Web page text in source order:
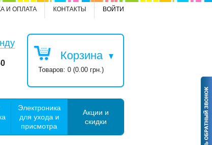
ВОЙТИ
КОНТАКТЫ
И ОПЛАТА
Корзина
Товаров: 0 (0.00 грн.)
Электроника
для ухода и
присмотра
Акции и
скидки